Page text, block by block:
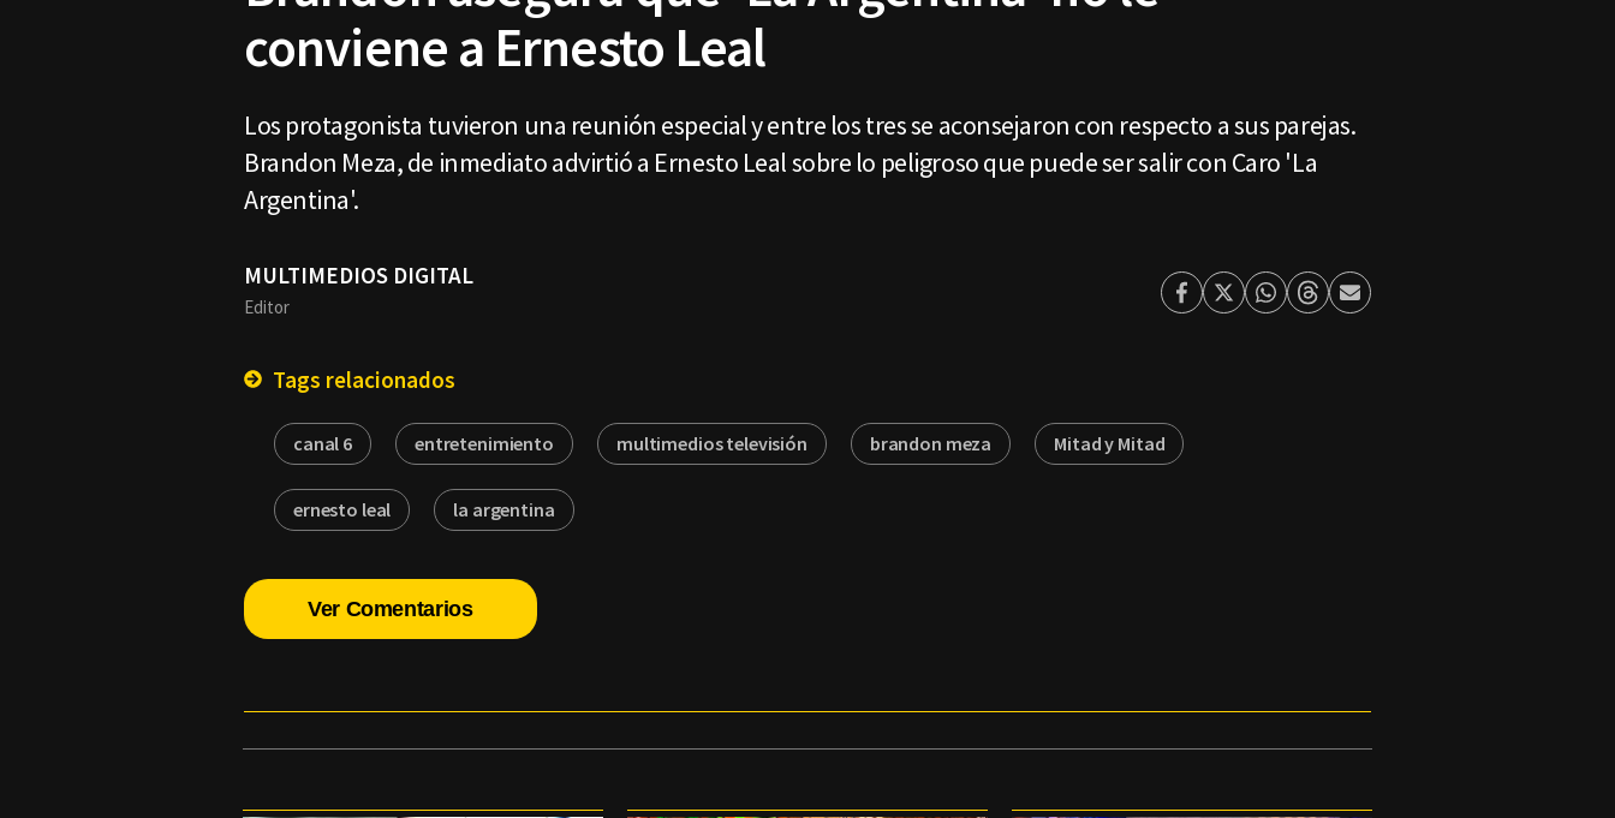
conviene a Ernesto Leal
Los protagonista tuvieron una reunión especial y entre los tres se aconsejaron con respecto a sus parejas.
Brandon Meza, de inmediato advirtió a Ernesto Leal sobre lo peligroso que puede ser salir con Caro 'La
Argentina'.
MULTIMEDIOS DIGITAL
Editor Facebook
TwitterWhatsapp
ThreadsEnviar
Tags relacionados
canal 6 entretenimiento multimedios televisión brandon meza Mitad y Mitad
ernesto leal la argentina
Ver Comentarios